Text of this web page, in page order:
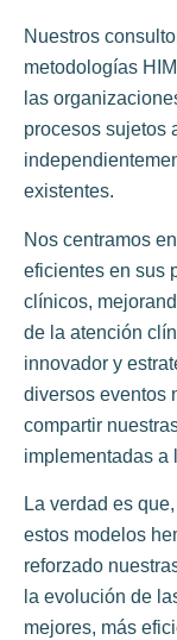
Nuestros
metodologías
las
procesos sujetos
existentes.
Nos centramos
eficientes en sus
clínicos,
de la atención
innovador y
diversos eventos
compartir
implementadas a
La verdad es
estos modelos
reforzado
la evolución de
mejores, más